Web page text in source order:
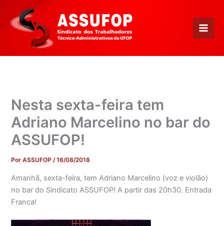
para
conteúdo
Nesta sexta-feira tem
Adriano Marcelino no bar do
ASSUFOP!
PorASSUFOP/16/08/2018
Amanhã, sexta-feira, tem Adriano Marcelino (voz e violão)
no bar do Sindicato ASSUFOP! A partir das 20h30. Entrada
Franca!